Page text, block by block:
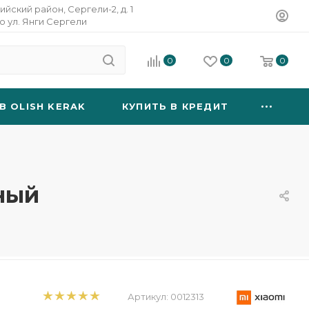
район, Сергели-2, д. 1
ул. Янги Сергели
0 0 0
OLISH KERAK КУПИТЬ В КРЕДИТ
Артикул: 0012313